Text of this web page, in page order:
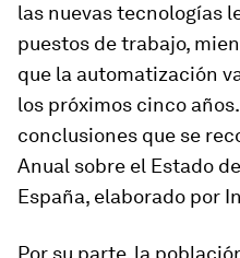
las nuevas tecnologías
puestos de trabajo,
que la automatización
los próximos cinco
conclusiones que se
Anual sobre el Estado
España, elaborado por
Por su parte, la